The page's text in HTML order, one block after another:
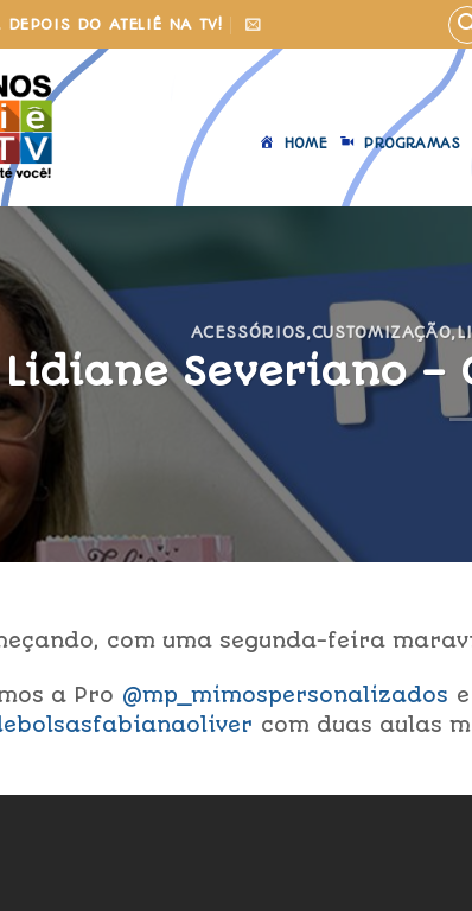
DO ATELIÊ NA TV!
HOME PROGRAMAS
ACESSÓRIOS,CUSTOMIZAÇÃO,
Lidiane Severiano –
com uma segunda-feira
a Pro @mp_mimospersonalizados
com duas aulas